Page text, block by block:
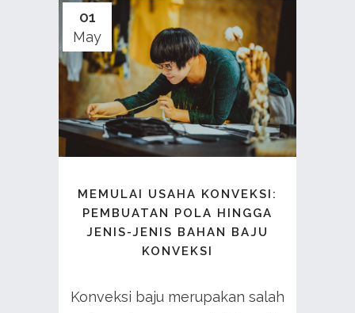
01
May
MEMULAI USAHA KONVEKSI:
PEMBUATAN POLA HINGGA
JENIS-JENIS BAHAN BAJU
KONVEKSI
Konveksi baju merupakan salah